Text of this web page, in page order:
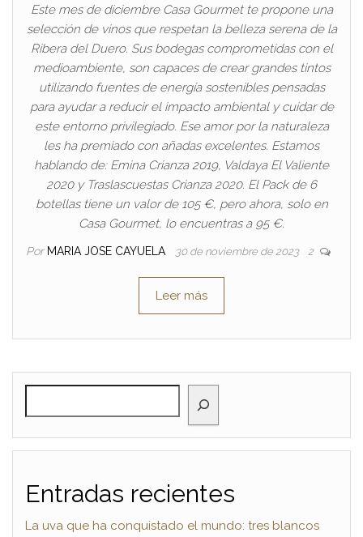
Este mes de diciembre Casa Gourmet te propone una
selección de vinos que respetan la belleza serena de la
Ribera del Duero. Sus bodegas comprometidas con el
medioambiente, son capaces de crear grandes tintos
utilizando fuentes de energía sostenibles pensadas
para ayudar a reducir el impacto ambiental y cuidar de
este entorno privilegiado. Ese amor por la naturaleza
les ha premiado con añadas excelentes. Estamos
hablando de: Emina Crianza 2019, Valdaya El Valiente
2020 y Traslascuestas Crianza 2020. El Pack de 6
botellas tiene un valor de 105 €, pero ahora, solo en
Casa Gourmet, lo encuentras a 95 €.
Por MARIA JOSE CAYUELA 30 de noviembre de 2023 2
Leer más
Entradas recientes
La uva que ha conquistado el mundo: tres blancos